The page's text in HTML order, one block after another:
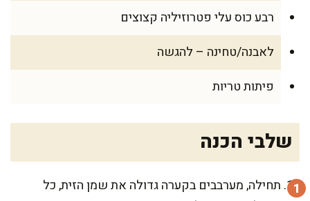
רבע כוס עלי פטרוזיליה קצוצים
לאבנה/טחינה – להגשה
פיתות טריות
שלבי הכנה
תחילה, מערבבים בקערה גדולה את שמן הזית, כל